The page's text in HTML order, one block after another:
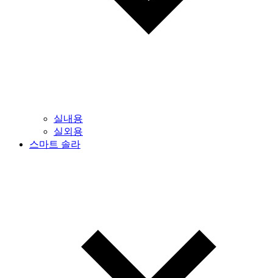
실내용
실외용
스마트 솔라